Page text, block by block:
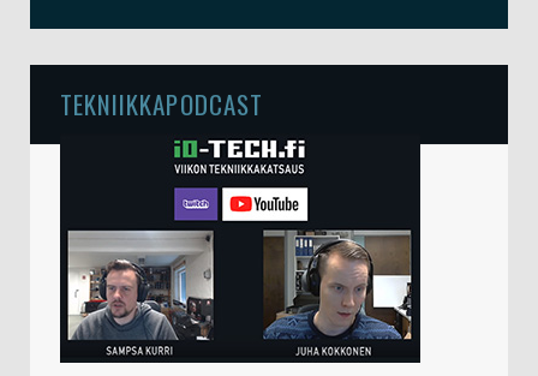
TEKNIIKKAPODCAST